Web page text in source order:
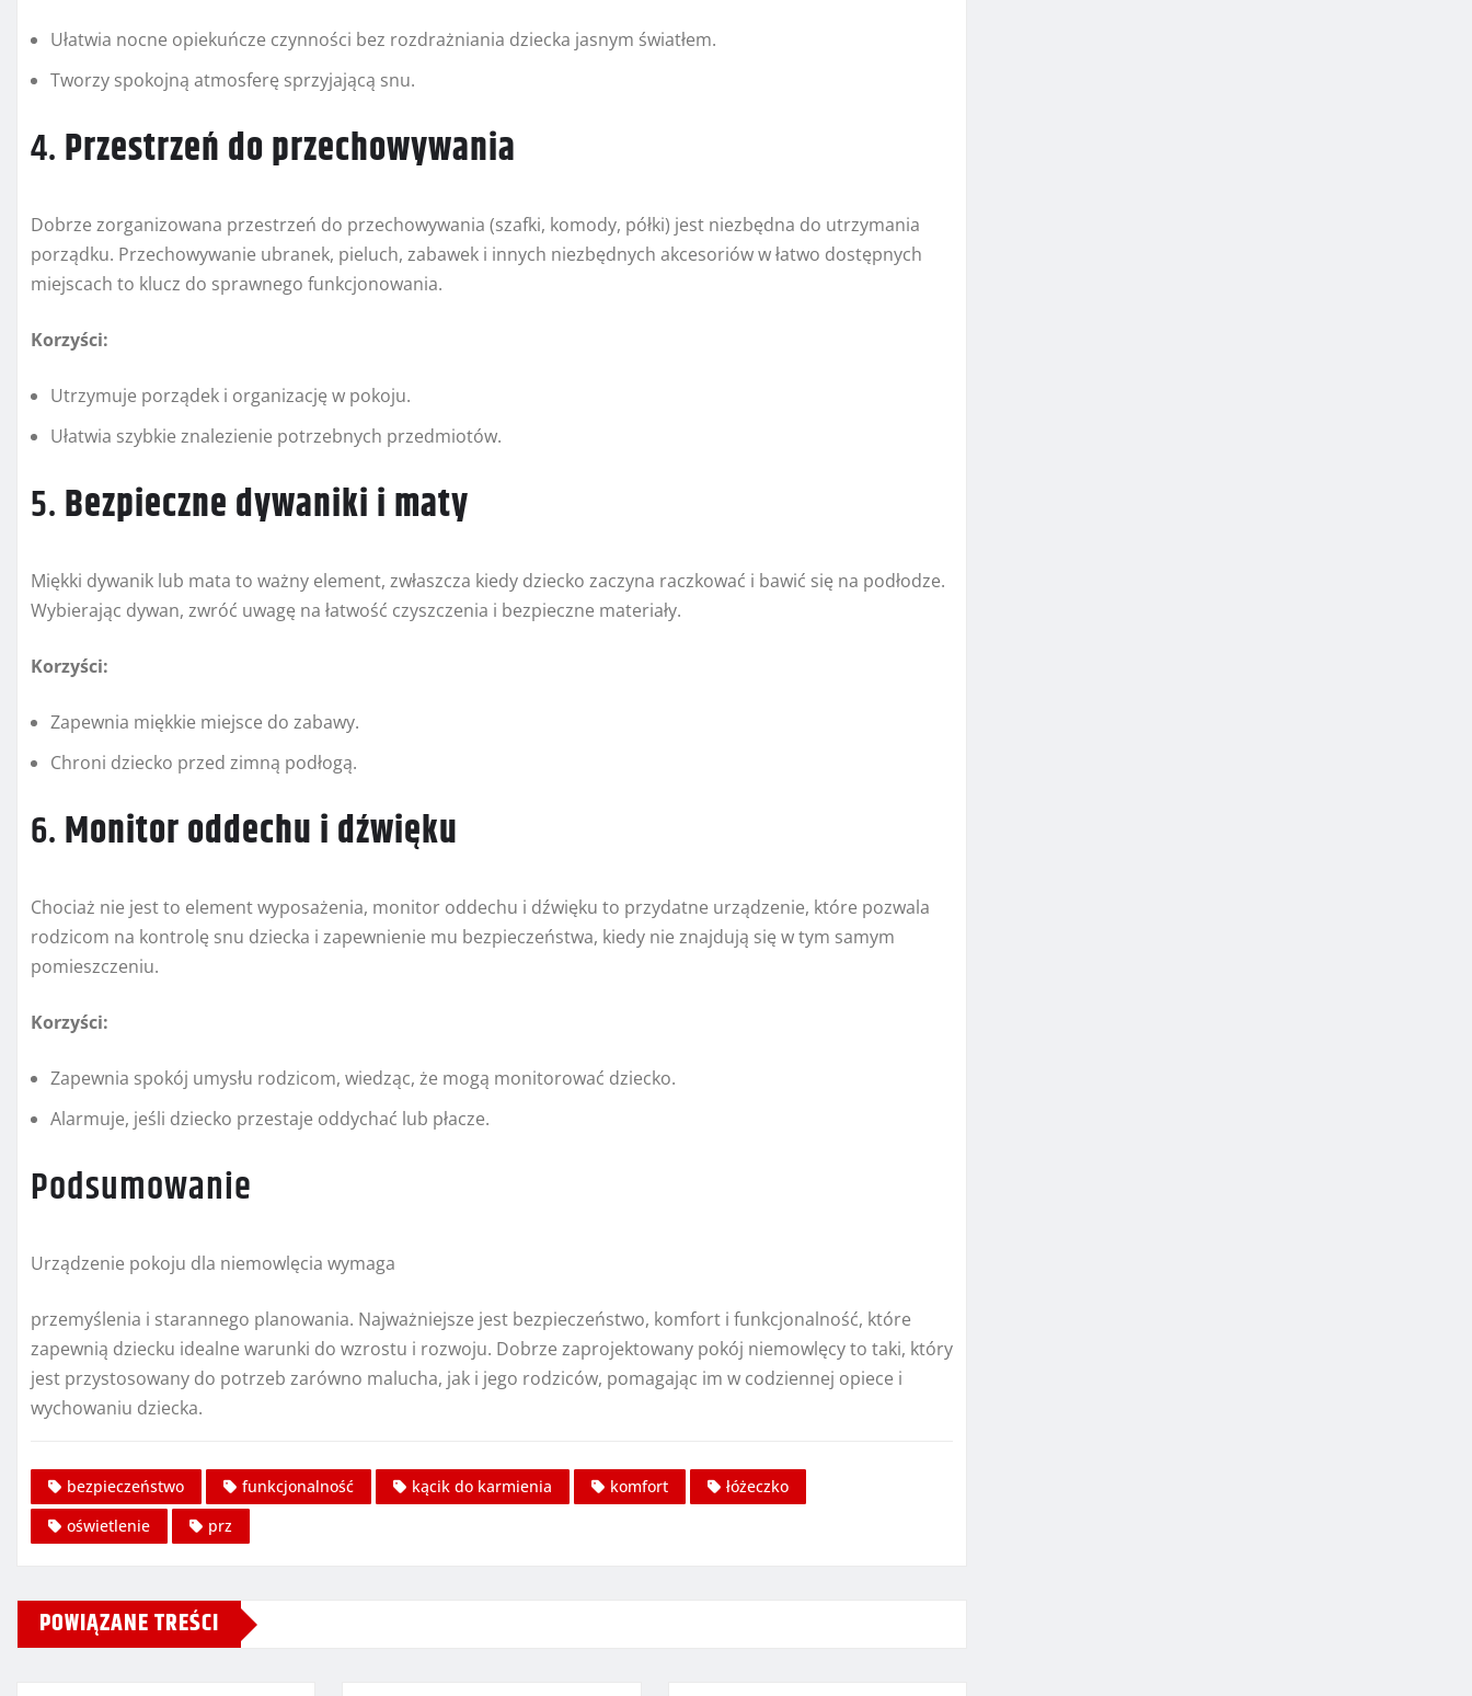
Ułatwia nocne opiekuńcze czynności bez rozdrażniania dziecka jasnym światłem.
Tworzy spokojną atmosferę sprzyjającą snu.
4.Przestrzeń do przechowywania
Dobrze zorganizowana przestrzeń do przechowywania (szafki, komody, półki) jest niezbędna do utrzymania
porządku. Przechowywanie ubranek, pieluch, zabawek i innych niezbędnych akcesoriów w łatwo dostępnych
miejscach to klucz do sprawnego funkcjonowania.
Korzyści:
Utrzymuje porządek i organizację w pokoju.
Ułatwia szybkie znalezienie potrzebnych przedmiotów.
5.Bezpieczne dywaniki i maty
Miękki dywanik lub mata to ważny element, zwłaszcza kiedy dziecko zaczyna raczkować i bawić się na podłodze.
Wybierając dywan, zwróć uwagę na łatwość czyszczenia i bezpieczne materiały.
Korzyści:
Zapewnia miękkie miejsce do zabawy.
Chroni dziecko przed zimną podłogą.
6.Monitor oddechu i dźwięku
Chociaż nie jest to element wyposażenia, monitor oddechu i dźwięku to przydatne urządzenie, które pozwala
rodzicom na kontrolę snu dziecka i zapewnienie mu bezpieczeństwa, kiedy nie znajdują się w tym samym
pomieszczeniu.
Korzyści:
Zapewnia spokój umysłu rodzicom, wiedząc, że mogą monitorować dziecko.
Alarmuje, jeśli dziecko przestaje oddychać lub płacze.
Podsumowanie
Urządzenie pokoju dla niemowlęcia wymaga
przemyślenia i starannego planowania. Najważniejsze jest bezpieczeństwo, komfort i funkcjonalność, które
zapewnią dziecku idealne warunki do wzrostu i rozwoju. Dobrze zaprojektowany pokój niemowlęcy to taki, który
jest przystosowany do potrzeb zarówno malucha, jak i jego rodziców, pomagając im w codziennej opiece i
wychowaniu dziecka.
bezpieczeństwo funkcjonalność kącik do karmienia komfort
łóżeczko
oświetlenie
prz
POWIĄZANE TREŚCI